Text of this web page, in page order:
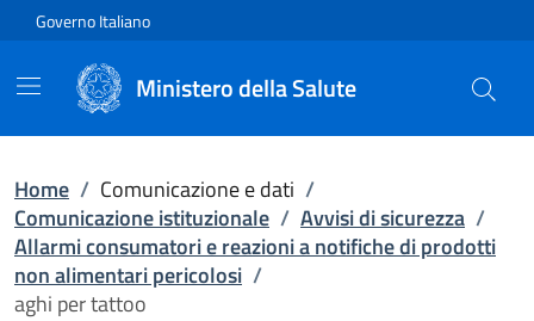
Vai direttamente al contenuto
Governo Italiano
Ministero della Salute
Home / Comunicazione e dati /
Comunicazione istituzionale / Avvisi di sicurezza /
Allarmi consumatori e reazioni a notifiche di prodotti
non alimentari pericolosi /
aghi per tattoo